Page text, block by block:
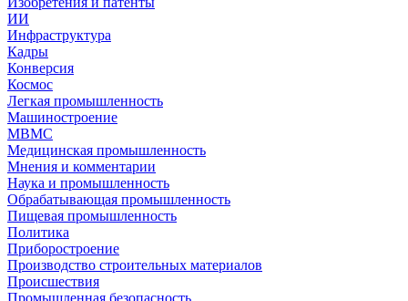
ИИ
Инфраструктура
Кадры
Конверсия
Космос
Легкая промышленность
Машиностроение
МВМС
Медицинская промышленность
Мнения и комментарии
Наука и промышленность
Обрабатывающая промышленность
Пищевая промышленность
Политика
Приборостроение
Производство строительных материалов
Происшествия
Промышленная безопасность